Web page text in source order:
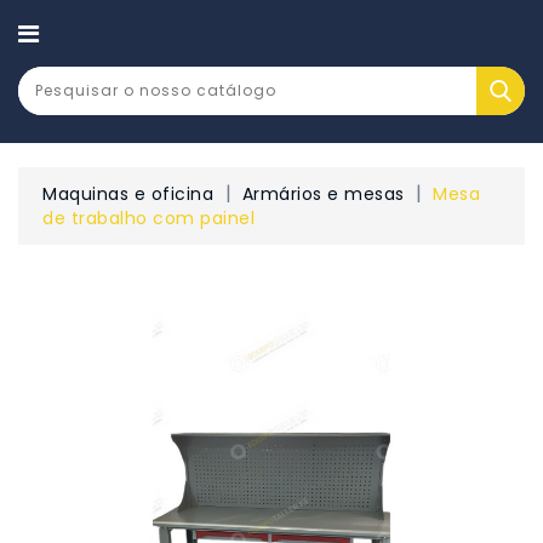
CATEGORY
Maquinas e oficina Armários e mesas
Mesa
de trabalho com painel